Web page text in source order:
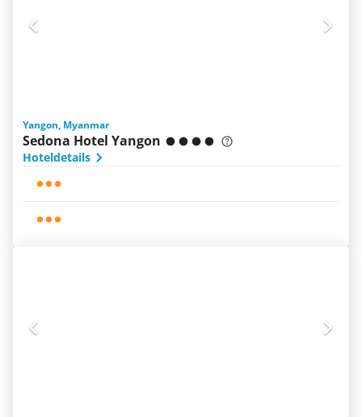
Yangon, Myanmar
Sedona Hotel Yangon
Hoteldetails